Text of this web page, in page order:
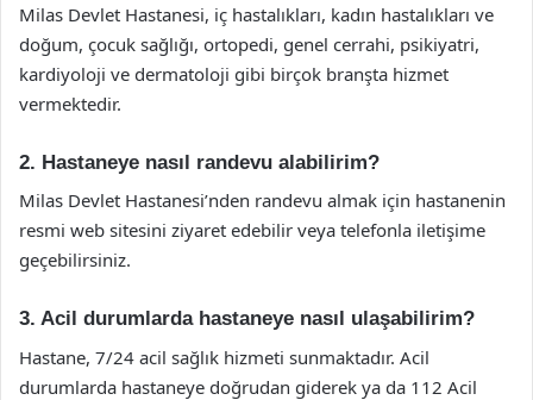
Milas Devlet Hastanesi, iç hastalıkları, kadın hastalıkları ve
doğum, çocuk sağlığı, ortopedi, genel cerrahi, psikiyatri,
kardiyoloji ve dermatoloji gibi birçok branşta hizmet
vermektedir.
2. Hastaneye nasıl randevu alabilirim?
Milas Devlet Hastanesi’nden randevu almak için hastanenin
resmi web sitesini ziyaret edebilir veya telefonla iletişime
geçebilirsiniz.
3. Acil durumlarda hastaneye nasıl ulaşabilirim?
Hastane, 7/24 acil sağlık hizmeti sunmaktadır. Acil
durumlarda hastaneye doğrudan giderek ya da 112 Acil